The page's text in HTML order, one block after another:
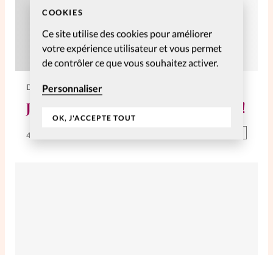
COOKIES
Ce site utilise des cookies pour améliorer
votre expérience utilisateur et vous permet
de contrôler ce que vous souhaitez activer.
Personnaliser
OK, J'ACCEPTE TOUT
DIVERS
Je peux choisir de me déconnecter!
4 Jan 2014